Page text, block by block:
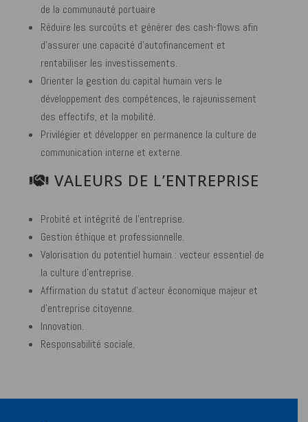
de la communauté portuaire
Réduire les surcoûts et générer des cash-flows afin
d’assurer une capacité d’autofinancement et
rentabiliser les investissements.
Orienter la gestion du capital humain vers le
développement des compétences, le rajeunissement
des effectifs, et la mobilité.
Privilégier et développer en permanence la culture de
communication interne et externe.
VALEURS DE L’ENTREPRISE
Probité et intégrité de l’entreprise.
Gestion éthique et professionnelle.
Valorisation du potentiel humain : vecteur essentiel de
la culture d’entreprise.
Affirmation du statut d’acteur économique majeur et
d’entreprise citoyenne.
Innovation.
Responsabilité sociale.